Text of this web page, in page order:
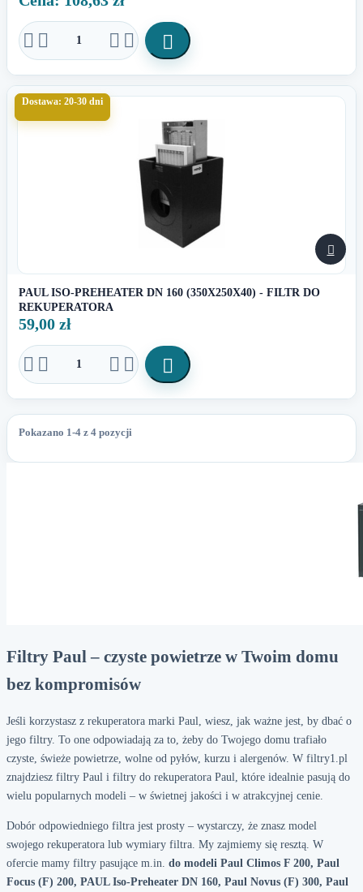
    
Dostawa: 20-30 dni

PAUL ISO-PREHEATER DN 160 (350X250X40) - FILTR DO
REKUPERATORA
59,00 zł
    
Pokazano 1-4 z 4 pozycji
Filtry Paul – czyste powietrze w Twoim domu
bez kompromisów
Jeśli korzystasz z rekuperatora marki Paul, wiesz, jak ważne jest, by dbać o
jego filtry. To one odpowiadają za to, żeby do Twojego domu trafiało
czyste, świeże powietrze, wolne od pyłów, kurzu i alergenów. W filtry1.pl
znajdziesz filtry Paul i filtry do rekuperatora Paul, które idealnie pasują do
wielu popularnych modeli – w świetnej jakości i w atrakcyjnej cenie.
Dobór odpowiedniego filtra jest prosty – wystarczy, że znasz model
swojego rekuperatora lub wymiary filtra. My zajmiemy się resztą. W
ofercie mamy filtry pasujące m.in. do modeli Paul Climos F 200, Paul
Focus (F) 200, PAUL Iso-Preheater DN 160, Paul Novus (F) 300, Paul